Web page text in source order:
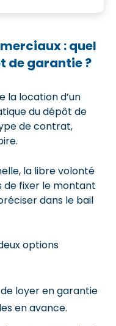
: quel
de garantie ?
la location d’un
du dépôt de
de contrat,
la libre volonté
de fixer le montant
dans le bail
options
loyer en garantie
en avance.